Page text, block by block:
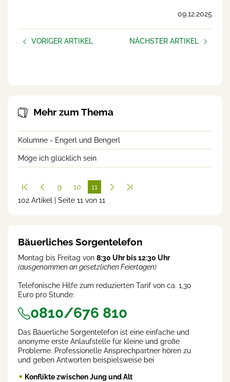
09.12.2025
VORIGER ARTIKEL
NÄCHSTER ARTIKEL
Mehr zum Thema
Kolumne - Engerl und Bengerl
Möge ich glücklich sein
9 10
11
(cur
102 Artikel | Seite 11 von 11
Bäuerliches Sorgentelefon
Montag bis Freitag von 8:30 Uhr bis 12:30 Uhr
(ausgenommen an gesetzlichen Feiertagen)
Telefonische Hilfe zum reduzierten Tarif von ca. 1,30
Euro pro Stunde:
0810/676 810
Das Bäuerliche Sorgentelefon ist eine einfache und
anonyme erste Anlaufstelle für kleine und große
Probleme. Professionelle Ansprechpartner hören zu
und geben Antworten beispielsweise bei
Konflikte zwischen Jung und Alt